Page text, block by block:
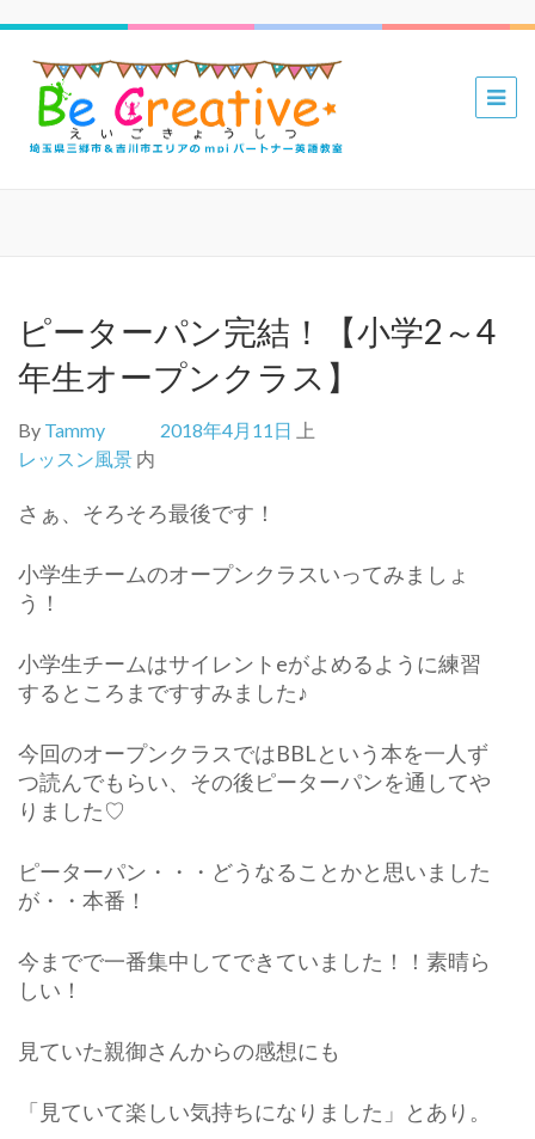
三郷 吉川
mpiパー
ょうしつ
ピーターパン完結！【小学2～4
年生オープンクラス】
By Tammy 2018年4月11日
上
レッスン風景 内
さぁ、そろそろ最後です！
小学生チームのオープンクラスいってみましょ
う！
小学生チームはサイレントeがよめるように練習
するところまですすみました♪
今回のオープンクラスではBBLという本を一人ず
つ読んでもらい、その後ピーターパンを通してや
りました♡
ピーターパン・・・どうなることかと思いました
が・・本番！
今までで一番集中してできていました！！素晴ら
しい！
見ていた親御さんからの感想にも
「見ていて楽しい気持ちになりました」とあり。